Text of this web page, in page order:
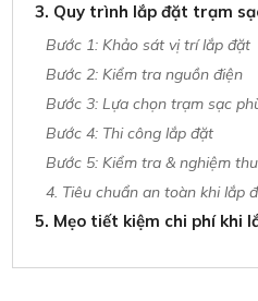
3. Quy trình lắp đặt trạm
Bước 1: Khảo sát vị trí lắp đặt
Bước 2: Kiểm tra nguồn điện
Bước 3: Lựa chọn trạm sạc
Bước 4: Thi công lắp đặt
Bước 5: Kiểm tra & nghiệm thu
4. Tiêu chuẩn an toàn khi lắp
5. Mẹo tiết kiệm chi phí khi